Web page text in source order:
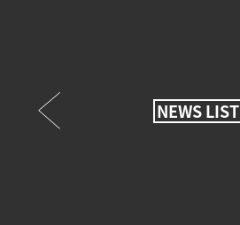
NEWS LIST